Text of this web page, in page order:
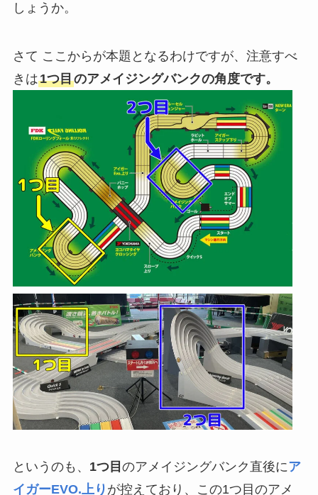
しょうか。
さて ここからが本題となるわけですが、注意すべ
きは1つ目のアメイジングバンクの角度です。
というのも、 1つ目 のアメイジングバンク直後にア
イガーEVO.上り が控えており、この1つ目のアメ